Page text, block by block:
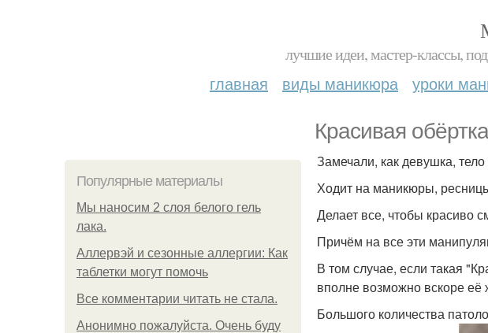
лучшие идеи, мастер-классы,
главная виды маникюра уроки
Красивая
Популярные материалы
Мы наносим 2 слоя белого гель
лака.
Аллервэй и сезонные аллергии: Как
таблетки могут помочь
Все комментарии читать не стала.
Анонимно пожалуйста. Очень буду
Замечали, как девушка,
Ходит на маникюры,
Делает все, чтобы красиво
Причём на все эти
В том случае, если такая
вполне возможно вскоре её
Большого количества